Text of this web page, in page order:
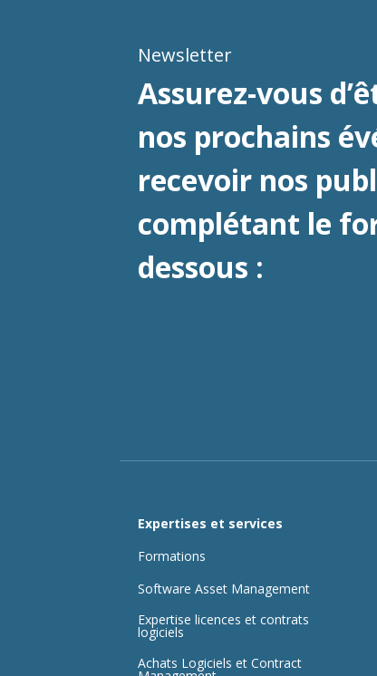
Newsletter
Assurez-vous
nos prochains
recevoir nos
complétant le
dessous :
Expertises et services
Formations
Software Asset Management
Expertise licences et contrats
logiciels
Achats Logiciels et Contract